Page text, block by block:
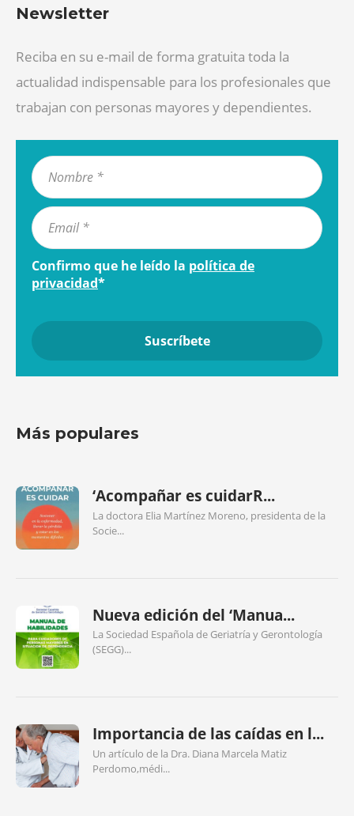
Newsletter
Reciba en su e-mail de forma gratuita toda la
actualidad indispensable para los profesionales que
trabajan con personas mayores y dependientes.
Confirmo que he leído la política de
privacidad*
Más populares
‘Acompañar es cuidarR...
La doctora Elia Martínez Moreno, presidenta de la
Socie...
Nueva edición del ‘Manua...
La Sociedad Española de Geriatría y Gerontología
(SEGG)...
Importancia de las caídas en l...
Un artículo de la Dra. Diana Marcela Matiz
Perdomo,médi...